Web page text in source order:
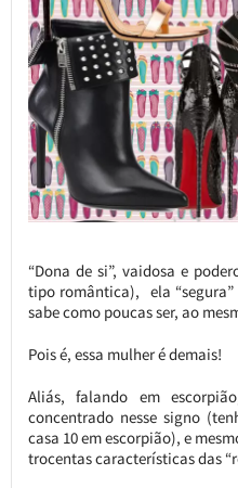
“Dona de si”, vaidosa e
tipo romântica), ela
sabe como poucas ser, ao
Pois é, essa mulher é demais!
Aliás, falando em
concentrado nesse signo
casa 10 em escorpião), e
trocentas características das